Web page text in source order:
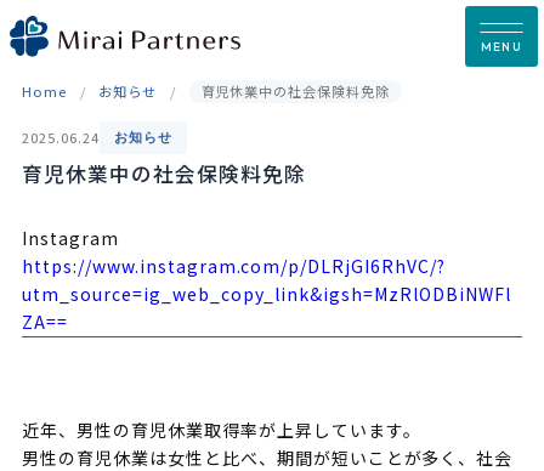
Skip
to
MENU
Home お知らせ 育児休業中の社会保険料免除
2025.06.24 お知らせ
育児休業中の社会保険料免除
Instagram
https://www.instagram.com/p/DLRjGI6RhVC/?
utm_source=ig_web_copy_link&igsh=MzRlODBiNWFl
ZA==
近年、男性の育児休業取得率が上昇しています。
男性の育児休業は女性と比べ、期間が短いことが多く、社会